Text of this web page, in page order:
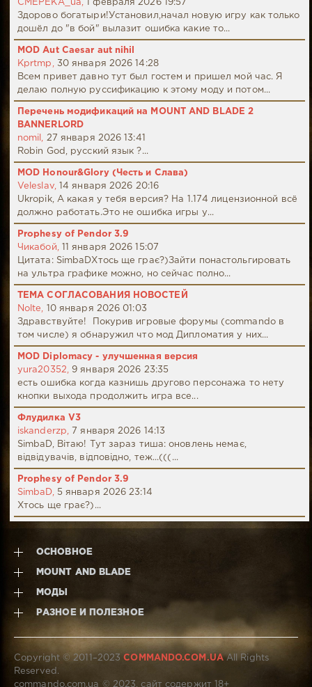
CMEPEKA_ua,
1 февраля 2026 19:57
Здорово богатыри!Установил,начал новую игру как только
дошёл до "в бой" вылазит ошибка какие то...
MOD Aut Caesar aut nihil
Kprtmp, 30 января 2026 14:28
Всем привет давно тут был гостем и пришел мой час. Я
делаю полную руссификацию к этому моду и потом...
Перечень модификаций на MOUNT AND BLADE 2
BANNERLORD
nomil, 27 января 2026 13:41
Robin God, русский язык ?...
MOD Honour&Glory (Честь и Слава)
Veleslav,
14 января 2026 20:16
Ukropik, А какая у тебя версия? На 1.174 лицензионной всё
должно работать.Это не ошибка игры у...
Prophesy of Pendor 3.9
Чикабой,
11 января 2026 15:07
Цитата: SimbaDХтось ще грає?)Зайти понастольгировать
на ультра графике можно, но сейчас полно...
ТЕМА СОГЛАСОВАНИЯ НОВОСТЕЙ
Nolte,
10 января 2026 01:03
Здравствуйте! Покурив игровые форумы (commando в
том числе) я обнаружил что мод Дипломатия у них...
MOD Diplomacy - улучшенная версия
yura20352, 9 января 2026 23:35
есть ошибка когда казнишь другово персонажа то нету
кнопки выхода продолжить игра все...
Флудилка V3
iskanderzp, 7 января 2026 14:13
SimbaD, Вітаю! Тут зараз тиша: оновлень немає,
відвідувачів, відповідно, теж...(((...
Prophesy of Pendor 3.9
SimbaD, 5 января 2026 23:14
Хтось ще грає?)...
ОСНОВНОЕ
MOUNT AND BLADE
МОДЫ
РАЗНОЕ И ПОЛЕЗНОЕ
Copyright © 2011–2023COMMANDO.COM.UAAll Rights
Reserved.
commando.com.ua © 2023, сайт содержит 18+